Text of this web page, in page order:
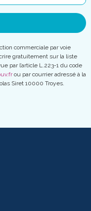
commerciale par voie
gratuitement sur la liste
par l’article L.223-1 du code
ou par courrier adressé à la
Siret 10000 Troyes.